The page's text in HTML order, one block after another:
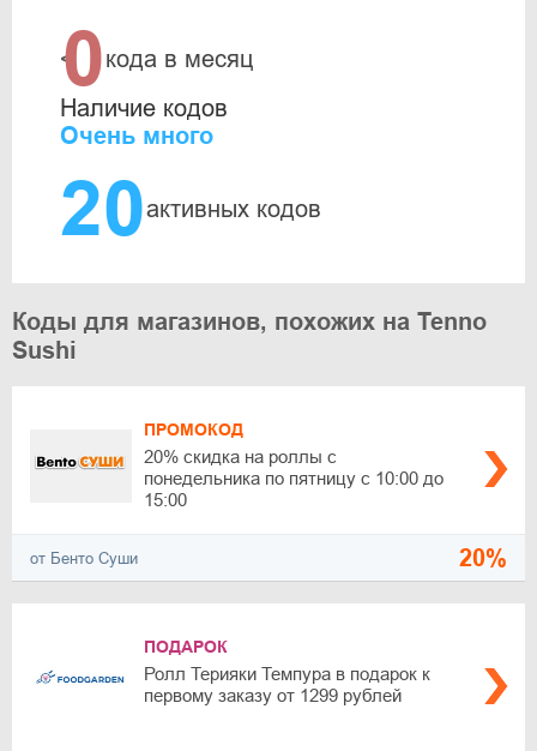
<0кода в месяц
Наличие кодов
Очень много
20активных кодов
Коды для магазинов, похожих на Tenno
Sushi
ПРОМОКОД
20% скидка на роллы с
понедельника по пятницу с 10:00 до
15:00
от Бенто Суши 20%
ПОДАРОК
Ролл Терияки Темпура в подарок к
первому заказу от 1299 рублей